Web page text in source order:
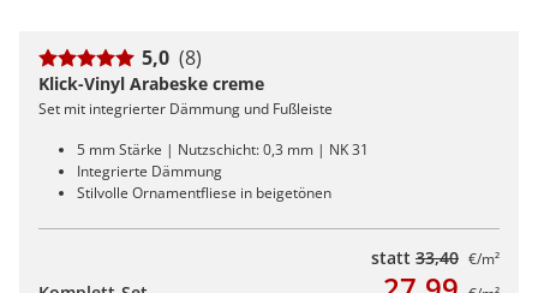
5,0 (8)
Klick-Vinyl Arabeske creme
Set mit integrierter Dämmung und Fußleiste
5 mm Stärke | Nutzschicht: 0,3 mm | NK 31
Integrierte Dämmung
Stilvolle Ornamentfliese in beigetönen
statt 33,40 €/m²